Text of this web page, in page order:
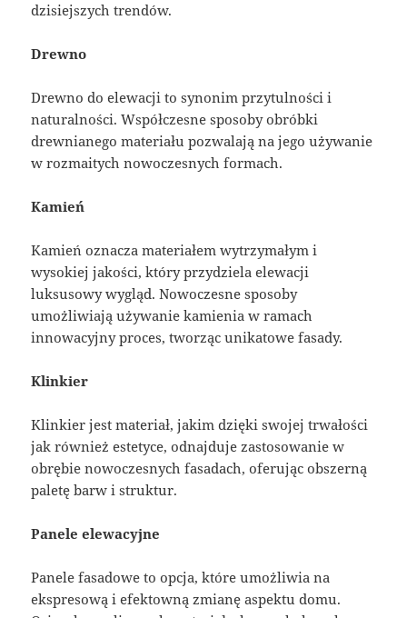
dzisiejszych trendów.
Drewno
Drewno do elewacji to synonim przytulności i
naturalności. Współczesne sposoby obróbki
drewnianego materiału pozwalają na jego używanie
w rozmaitych nowoczesnych formach.
Kamień
Kamień oznacza materiałem wytrzymałym i
wysokiej jakości, który przydziela elewacji
luksusowy wygląd. Nowoczesne sposoby
umożliwiają używanie kamienia w ramach
innowacyjny proces, tworząc unikatowe fasady.
Klinkier
Klinkier jest materiał, jakim dzięki swojej trwałości
jak również estetyce, odnajduje zastosowanie w
obrębie nowoczesnych fasadach, oferując obszerną
paletę barw i struktur.
Panele elewacyjne
Panele fasadowe to opcja, które umożliwia na
ekspresową i efektowną zmianę aspektu domu.